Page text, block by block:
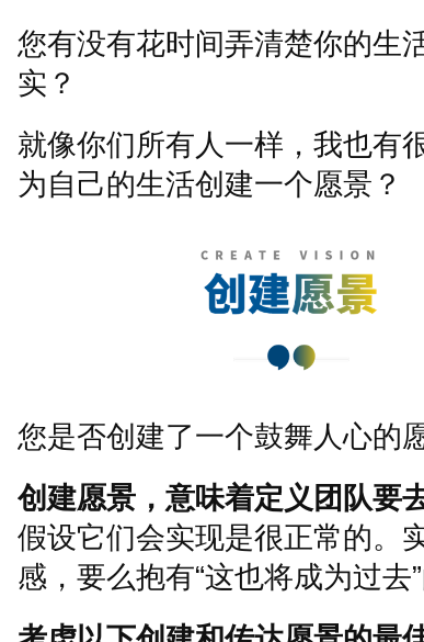
您有没有花时间弄清楚你的生
实？
就像你们所有人一样，我也有
为自己的生活创建一个愿景？
您是否创建了一个鼓舞人心的
创建愿景，意味着定义团队要
假设它们会实现是很正常的。
感，要么抱有“这也将成为过去”